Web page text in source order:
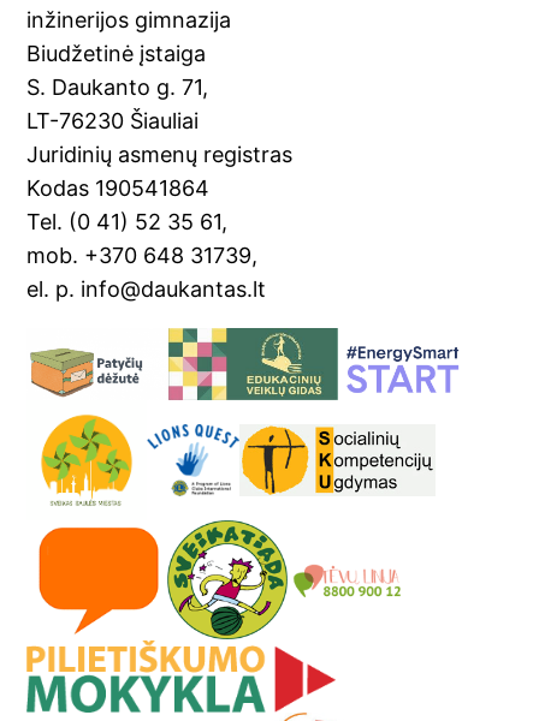
inžinerijos gimnazija
Biudžetinė įstaiga
S. Daukanto g. 71,
LT-76230 Šiauliai
Juridinių asmenų registras
Kodas 190541864
Tel. (0 41) 52 35 61,
mob. +370 648 31739,
el. p. info@daukantas.lt